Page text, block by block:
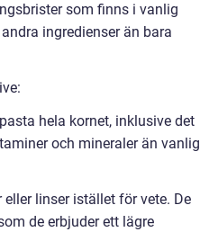
som finns i vanlig
ingredienser än bara
hela kornet, inklusive det
och mineraler än vanlig
linser istället för vete. De
de erbjuder ett lägre